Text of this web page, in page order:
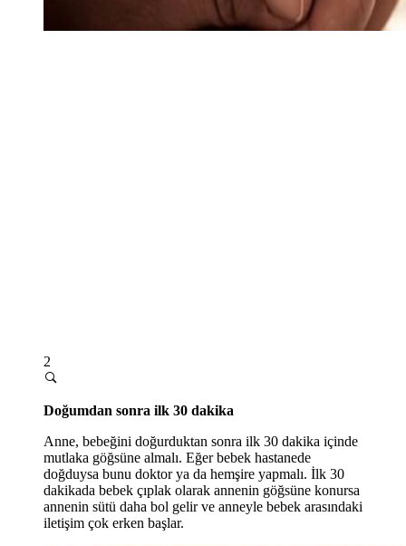
2
Doğumdan sonra ilk 30 dakika
Anne, bebeğini doğurduktan sonra ilk 30 dakika içinde
mutlaka göğsüne almalı. Eğer bebek hastanede
doğduysa bunu doktor ya da hemşire yapmalı. İlk 30
dakikada bebek çıplak olarak annenin göğsüne konursa
annenin sütü daha bol gelir ve anneyle bebek arasındaki
iletişim çok erken başlar.